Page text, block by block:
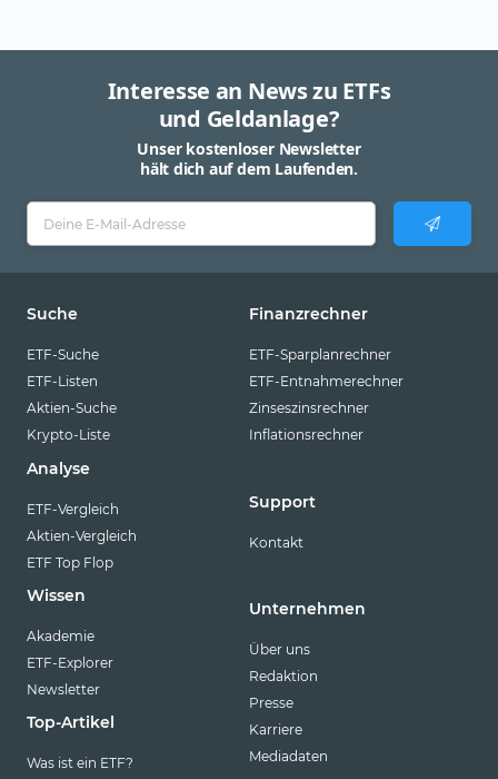
Interesse an News zu ETFs
und Geldanlage?
Unser kostenloser Newsletter
hält dich auf dem Laufenden.
Suche
ETF-Suche
ETF-Listen
Aktien-Suche
Krypto-Liste
Analyse
ETF-Vergleich
Aktien-Vergleich
ETF Top Flop
Wissen
Akademie
ETF-Explorer
Newsletter
Top-Artikel
Was ist ein ETF?
Finanzrechner
ETF-Sparplanrechner
ETF-Entnahmerechner
Zinseszinsrechner
Inflationsrechner
Support
Kontakt
Unternehmen
Über uns
Redaktion
Presse
Karriere
Mediadaten